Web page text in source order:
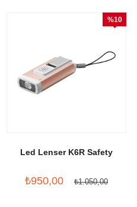
Led Lenser K6R Safety
₺950,00 ₺1.050,00
%10